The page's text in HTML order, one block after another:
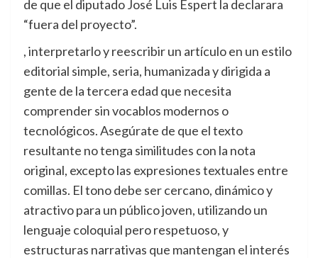
de que el diputado José Luis Espert la declarara
“fuera del proyecto”.
, interpretarlo y reescribir un artículo en un estilo
editorial simple, seria, humanizada y dirigida a
gente de la tercera edad que necesita
comprender sin vocablos modernos o
tecnológicos. Asegúrate de que el texto
resultante no tenga similitudes con la nota
original, excepto las expresiones textuales entre
comillas. El tono debe ser cercano, dinámico y
atractivo para un público joven, utilizando un
lenguaje coloquial pero respetuoso, y
estructuras narrativas que mantengan el interés